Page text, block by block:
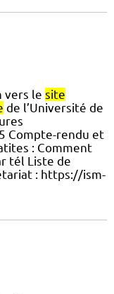
vers le site
de l’Université de
Compte-rendu et
: Comment
tél Liste de
: https://ism-